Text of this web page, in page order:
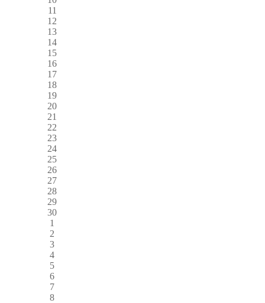
11
12
13
14
15
16
17
18
19
20
21
22
23
24
25
26
27
28
29
30
1
2
3
4
5
6
7
8